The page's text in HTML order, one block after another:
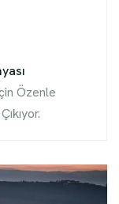
Özenle